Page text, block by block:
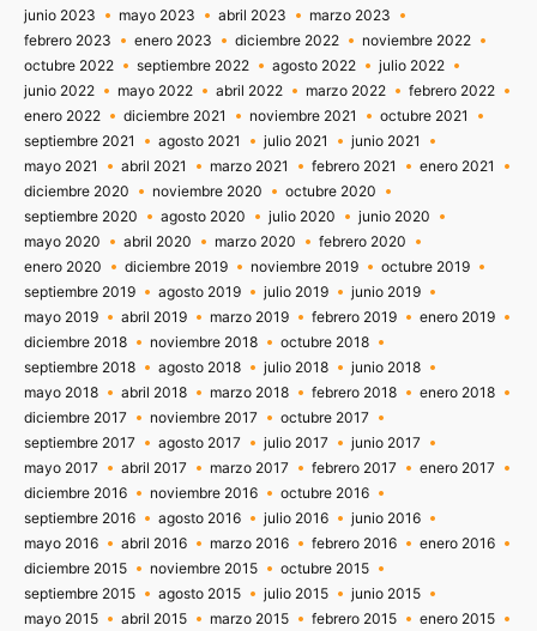
junio 2023
mayo 2023 abril 2023
marzo 2023
febrero 2023
enero 2023 diciembre 2022
noviembre 2022
octubre 2022
septiembre 2022 agosto 2022
julio 2022
junio 2022
mayo 2022 abril 2022 marzo 2022
febrero 2022
enero 2022
diciembre 2021 noviembre 2021
octubre 2021
septiembre 2021
agosto 2021 julio 2021
junio 2021
mayo 2021
abril 2021 marzo 2021 febrero 2021
enero 2021
diciembre 2020
noviembre 2020
octubre 2020
septiembre 2020
agosto 2020 julio 2020
junio 2020
mayo 2020
abril 2020 marzo 2020
febrero 2020
enero 2020
diciembre 2019 noviembre 2019
octubre 2019
septiembre 2019
agosto 2019 julio 2019
junio 2019
mayo 2019
abril 2019 marzo 2019 febrero 2019
enero 2019
diciembre 2018
noviembre 2018
octubre 2018
septiembre 2018
agosto 2018 julio 2018
junio 2018
mayo 2018
abril 2018 marzo 2018 febrero 2018
enero 2018
diciembre 2017
noviembre 2017
octubre 2017
septiembre 2017
agosto 2017 julio 2017
junio 2017
mayo 2017
abril 2017 marzo 2017 febrero 2017
enero 2017
diciembre 2016
noviembre 2016
octubre 2016
septiembre 2016
agosto 2016 julio 2016
junio 2016
mayo 2016
abril 2016 marzo 2016 febrero 2016
enero 2016
diciembre 2015
noviembre 2015
octubre 2015
septiembre 2015
agosto 2015 julio 2015
junio 2015
mayo 2015
abril 2015 marzo 2015 febrero 2015 enero 2015